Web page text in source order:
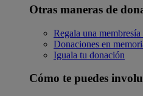
Otras maneras de
Regala una
Donaciones en
Iguala tu donación
Cómo te puedes